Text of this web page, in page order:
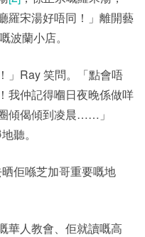
羅宋湯好唔同！」離開藝
波蘭小店。
」Ray 笑問。「點會唔
我仲記得嗰日夜晚係做咩
傾偈傾到凌晨……」
聽。
佢喺芝加哥重要嘅地
華人教會、佢就讀嘅高